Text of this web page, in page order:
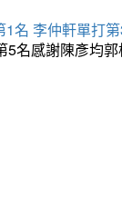
名 李仲軒單打
名感謝陳彥均